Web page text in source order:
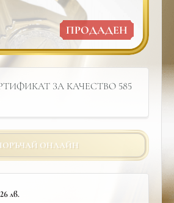
ПРОДАДЕН
ЗА КАЧЕСТВО 585
ОНЛАЙН
лв.